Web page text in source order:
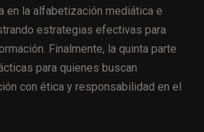
en la alfabetización mediática e
estrategias efectivas para
Finalmente, la quinta parte
para quienes buscan
con ética y responsabilidad en el